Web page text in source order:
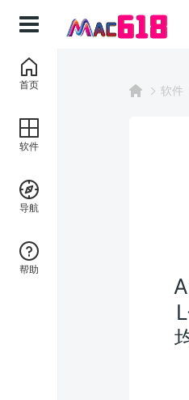
软件
首页
软件
导航
帮助